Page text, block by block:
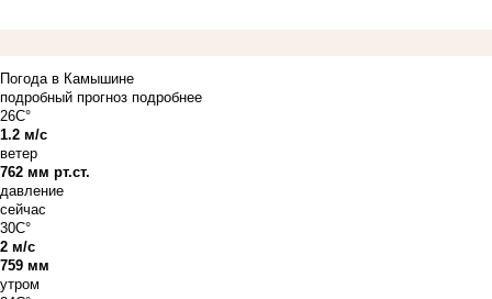
Погода в Камышине
подробный прогноз подробнее
26C°
1.2 м/с
ветер
762 мм рт.ст.
давление
сейчас
30C°
2 м/с
759 мм
утром